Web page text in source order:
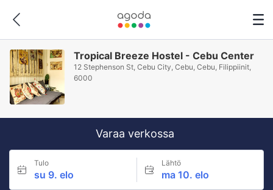
Tropical Breeze Hostel - Cebu Center
12 Stephenson St, Cebu City, Cebu, Cebu, Filippiinit,
6000
Varaa verkossa
Tulo
su 9. elo
Lähtö
ma 10. elo